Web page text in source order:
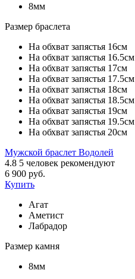
8мм
Размер браслета
На обхват запястья 16см
На обхват запястья 16.5см
На обхват запястья 17см
На обхват запястья 17.5см
На обхват запястья 18см
На обхват запястья 18.5см
На обхват запястья 19см
На обхват запястья 19.5см
На обхват запястья 20см
Мужской браслет Водолей
4.8 5 человек рекомендуют
6 900 руб.
Купить
Агат
Аметист
Лабрадор
Размер камня
8мм